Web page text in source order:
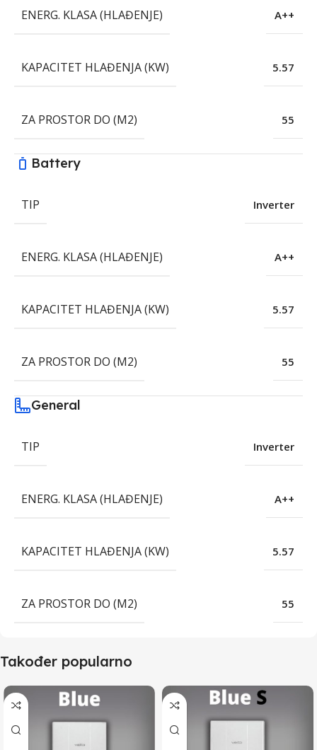
ENERG. KLASA (HLAĐENJE) A++
KAPACITET HLAĐENJA (KW) 5.57
ZA PROSTOR DO (M2) 55
Battery
TIP Inverter
ENERG. KLASA (HLAĐENJE) A++
KAPACITET HLAĐENJA (KW) 5.57
ZA PROSTOR DO (M2) 55
General
TIP Inverter
ENERG. KLASA (HLAĐENJE) A++
KAPACITET HLAĐENJA (KW) 5.57
ZA PROSTOR DO (M2) 55
Također popularno